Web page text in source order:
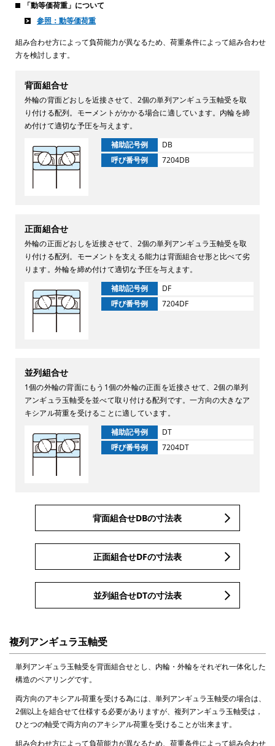
「動等価荷重」について
参照：動等価荷重
組み合わせ方によって負荷能力が異なるため、荷重条件によって組み合わせ
方を検討します。
背面組合せ
外輪の背面どおしを近接させて、2個の単列アンギュラ玉軸受を取
り付ける配列。モーメントがかかる場合に適しています。内輪を締
め付けて適切な予圧を与えます。
補助記号例
DB
呼び番号例
7204DB
正面組合せ
外輪の正面どおしを近接させて、2個の単列アンギュラ玉軸受を取
り付ける配列。モーメントを支える能力は背面組合せ形と比べて劣
ります。外輪を締め付けて適切な予圧を与えます。
補助記号例
DF
呼び番号例
7204DF
並列組合せ
1個の外輪の背面にもう1個の外輪の正面を近接させて、2個の単列
アンギュラ玉軸受を並べて取り付ける配列です。一方向の大きなア
キシアル荷重を受けることに適しています。
補助記号例
DT
呼び番号例
7204DT
背面組合せDBの寸法表
正面組合せDFの寸法表
並列組合せDTの寸法表
複列アンギュラ玉軸受
単列アンギュラ玉軸受を背面組合せとし、内輪・外輪をそれぞれ一体化した
構造のベアリングです。
両方向のアキシアル荷重を受ける為には、単列アンギュラ玉軸受の場合は、
2個以上を組合せて仕様する必要がありますが、複列アンギュラ玉軸受は，
ひとつの軸受で両方向のアキシアル荷重を受けることが出来ます。
組み合わせ方によって負荷能力が異なるため、荷重条件によって組み合わせ